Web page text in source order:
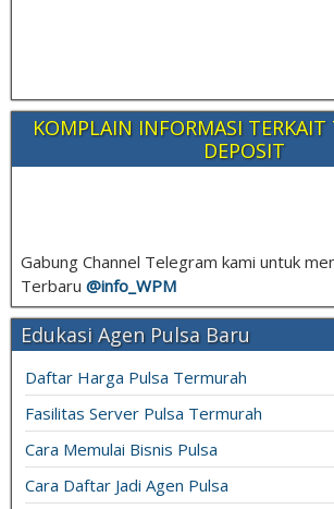
KOMPLAIN INFORMASI TERKAIT
DEPOSIT
Gabung Channel Telegram kami untuk
Terbaru @info_ WPM
Edukasi Agen Pulsa Baru
Daftar Harga Pulsa Termurah
Fasilitas Server Pulsa Termurah
Cara Memulai Bisnis Pulsa
Cara Daftar Jadi Agen Pulsa